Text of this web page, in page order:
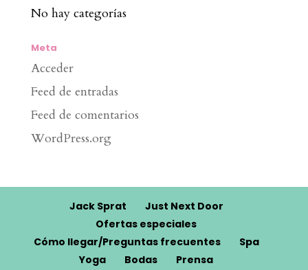
No hay categorías
Meta
Acceder
Feed de entradas
Feed de comentarios
WordPress.org
Jack Sprat
Just Next Door
Ofertas especiales
Cómo llegar/Preguntas frecuentes
Spa
Yoga
Bodas Prensa